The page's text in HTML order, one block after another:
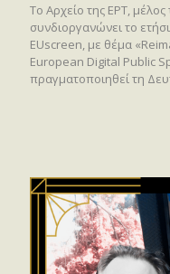
To Αρχείο της ΕΡΤ,
συνδιοργανώνει το
EUscreen, με θέμα
European Digital Public
πραγματοποιηθεί τη